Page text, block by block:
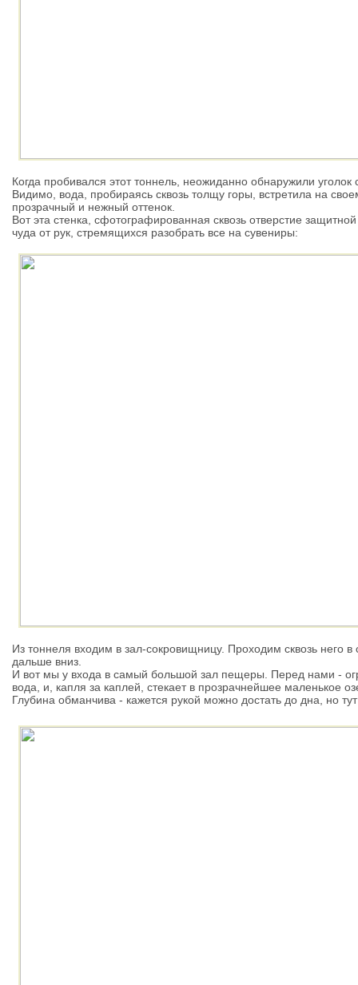
Когда пробивался этот тоннель, неожиданно обнаружили
Видимо, вода, пробираясь сквозь толщу горы, встретила на
прозрачный и нежный оттенок.
Вот эта стенка, сфотографированная сквозь отверстие
чуда от рук, стремящихся разобрать все на сувениры:
Из тоннеля входим в зал-сокровищницу. Проходим сквозь него
дальше вниз.
И вот мы у входа в самый большой зал пещеры. Перед нами -
вода, и, капля за каплей, стекает в прозрачнейшее маленькое
Глубина обманчива - кажется рукой можно достать до дна, но